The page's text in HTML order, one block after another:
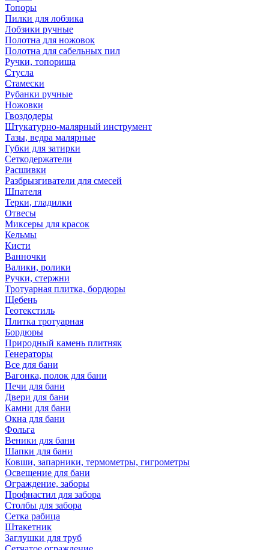
Топоры
Пилки для лобзика
Лобзики ручные
Полотна для ножовок
Полотна для сабельных пил
Ручки, топорища
Стусла
Стамески
Рубанки ручные
Ножовки
Гвоздодеры
Штукатурно-малярный инструмент
Тазы, ведра малярные
Губки для затирки
Сеткодержатели
Расшивки
Разбрызгиватели для смесей
Шпателя
Терки, гладилки
Отвесы
Миксеры для красок
Кельмы
Кисти
Ванночки
Валики, ролики
Ручки, стержни
Тротуарная плитка, бордюры
Щебень
Геотекстиль
Плитка тротуарная
Бордюры
Природный камень плитняк
Генераторы
Все для бани
Вагонка, полок для бани
Печи для бани
Двери для бани
Камни для бани
Окна для бани
Фольга
Веники для бани
Шапки для бани
Ковши, запарники, термометры, гигрометры
Освещение для бани
Ограждение, заборы
Профнастил для забора
Столбы для забора
Сетка рабица
Штакетник
Заглушки для труб